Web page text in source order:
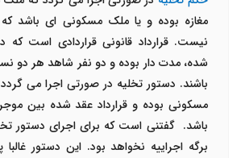
مغازه بوده و یا ملک مسکونی ای باشد که
نیست. قرارداد قانونی قراردادی است
شده، مدت دار بوده و دو نفر شاهد هر دو
باشند. دستور تخلیه در صورتی اجرا می
مسکونی بوده و قرارداد عقد شده بین
باشد. گفتنی است که برای اجرای دستور
برگه اجراییه نخواهد بود. این دستور